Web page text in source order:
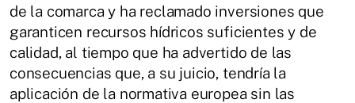
de la comarca y ha reclamado inversiones que
garanticen recursos hídricos suficientes y de
calidad, al tiempo que ha advertido de las
consecuencias que, a su juicio, tendría la
aplicación de la normativa europea sin las